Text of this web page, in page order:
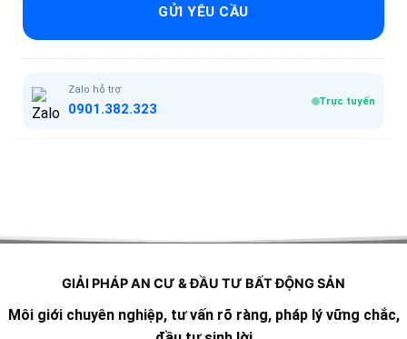
GỬI YÊU CẦU
Zalo hỗ trợ
0901.382.323 Trực tuyến
GIẢI PHÁP AN CƯ & ĐẦU TƯ BẤT ĐỘNG SẢN
Môi giới chuyên nghiệp, tư vấn rõ ràng, pháp lý vững chắc,